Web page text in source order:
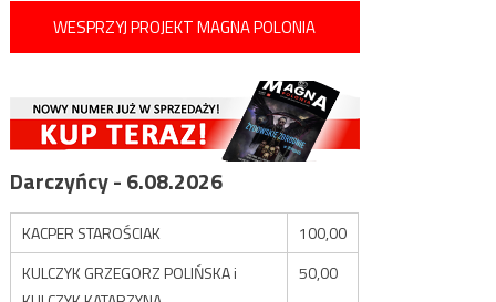
WESPRZYJ PROJEKT MAGNA POLONIA
Darczyńcy - 6.08.2026
KACPER STAROŚCIAK
100,00
KULCZYK GRZEGORZ POLIŃSKA i
50,00